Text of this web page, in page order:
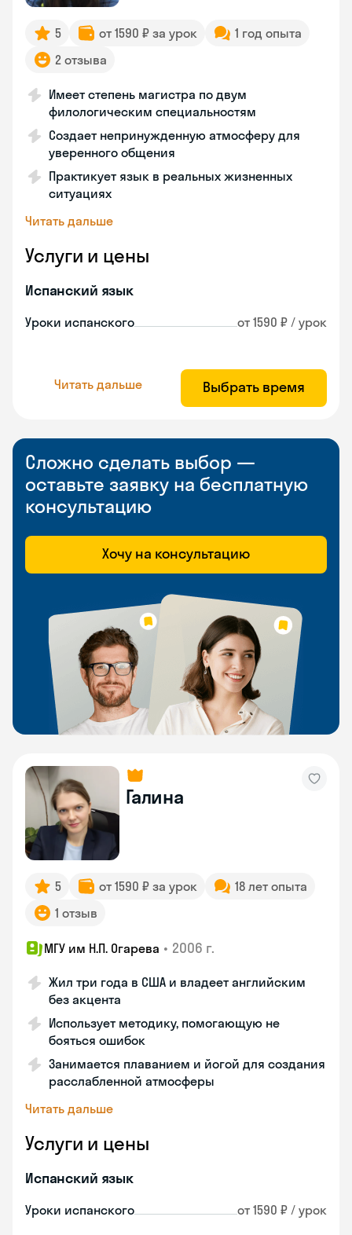
5 от 1590 ₽ за урок
1 год опыта
2 отзыва
Имеет степень магистра по двум
филологическим специальностям
Создает непринужденную атмосферу для
уверенного общения
Практикует язык в реальных жизненных
ситуациях
Читать дальше
Услуги и цены
Испанский язык
Уроки испанского от 1590 ₽ / урок
Читать дальше Выбрать время
Сложно сделать выбор —
оставьте заявку на бесплатную
консультацию
Хочу на консультацию
Галина
5 от 1590 ₽ за урок
18 лет опыта
1 отзыв
МГУ им Н.П. Огарева • 2006 г.
Жил три года в США и владеет английским
без акцента
Использует методику, помогающую не
бояться ошибок
Занимается плаванием и йогой для создания
расслабленной атмосферы
Читать дальше
Услуги и цены
Испанский язык
Уроки испанского от 1590 ₽ / урок